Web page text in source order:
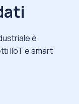
è
IIoT e smart